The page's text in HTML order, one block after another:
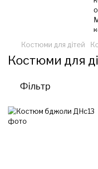
Костюми для дітей
Костюми для
Фільтр